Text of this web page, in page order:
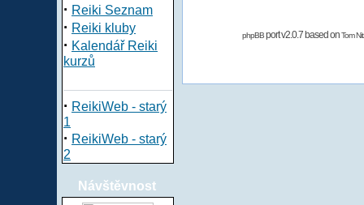
· Reiki Seznam
· Reiki kluby
· Kalendář Reiki
kurzů
· ReikiWeb - starý
1
· ReikiWeb - starý
2
Návštěvnost
phpBBport v2.0.7 based onTom